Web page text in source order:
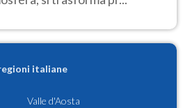
italiane
Valle d'Aosta